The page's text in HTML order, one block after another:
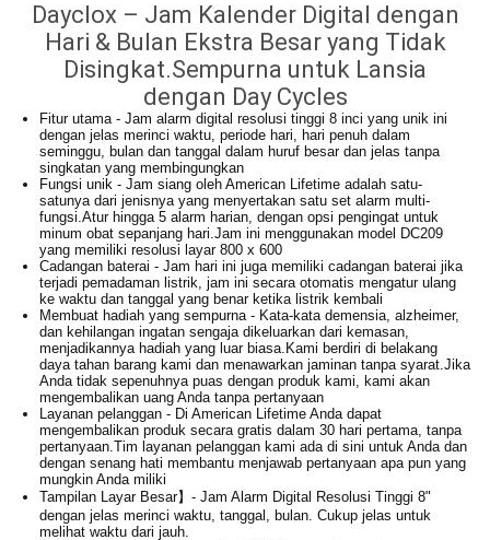
Dayclox – Jam Kalender Digital dengan
Hari & Bulan Ekstra Besar yang Tidak
Disingkat.Sempurna untuk Lansia
dengan Day Cycles
Fitur utama - Jam alarm digital resolusi tinggi 8 inci yang unik ini
dengan jelas merinci waktu, periode hari, hari penuh dalam
seminggu, bulan dan tanggal dalam huruf besar dan jelas tanpa
singkatan yang membingungkan
Fungsi unik - Jam siang oleh American Lifetime adalah satu-
satunya dari jenisnya yang menyertakan satu set alarm multi-
fungsi.Atur hingga 5 alarm harian, dengan opsi pengingat untuk
minum obat sepanjang hari.Jam ini menggunakan model DC209
yang memiliki resolusi layar 800 x 600
Cadangan baterai - Jam hari ini juga memiliki cadangan baterai jika
terjadi pemadaman listrik, jam ini secara otomatis mengatur ulang
ke waktu dan tanggal yang benar ketika listrik kembali
Membuat hadiah yang sempurna - Kata-kata demensia, alzheimer,
dan kehilangan ingatan sengaja dikeluarkan dari kemasan,
menjadikannya hadiah yang luar biasa.Kami berdiri di belakang
daya tahan barang kami dan menawarkan jaminan tanpa syarat.Jika
Anda tidak sepenuhnya puas dengan produk kami, kami akan
mengembalikan uang Anda tanpa pertanyaan
Layanan pelanggan - Di American Lifetime Anda dapat
mengembalikan produk secara gratis dalam 30 hari pertama, tanpa
pertanyaan.Tim layanan pelanggan kami ada di sini untuk Anda dan
dengan senang hati membantu menjawab pertanyaan apa pun yang
mungkin Anda miliki
Tampilan Layar Besar】- Jam Alarm Digital Resolusi Tinggi 8"
dengan jelas merinci waktu, tanggal, bulan. Cukup jelas untuk
melihat waktu dari jauh.